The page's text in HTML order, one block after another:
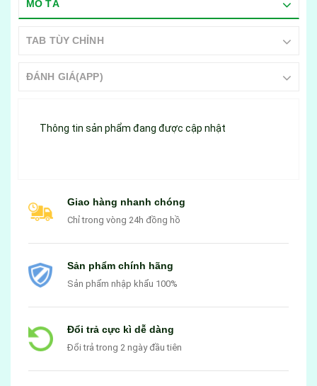
MÔ TẢ
TAB TÙY CHỈNH
ĐÁNH GIÁ(APP)
Thông tin sản phẩm đang được cập nhật
Giao hàng nhanh chóng
Chỉ trong vòng 24h đồng hồ
Sản phẩm chính hãng
Sản phẩm nhập khẩu 100%
Đổi trả cực kì dễ dàng
Đổi trả trong 2 ngày đầu tiên